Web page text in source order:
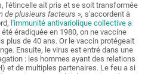
l'étincelle ait pris et se soit transformée
de plusieurs facteurs », s'accordent à
l'immunité antivariolique collective a
éradiquée en 1980, on ne vaccine
plus de 40 ans. Or le vaccin protégeait
. Ensuite, le virus est entré dans une
: les hommes ayant des relations
et de multiples partenaires. Le feu a si